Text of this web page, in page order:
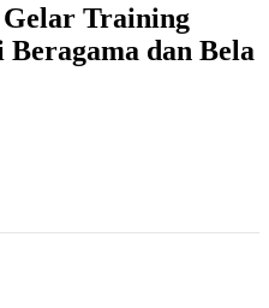
Training
dan Bela